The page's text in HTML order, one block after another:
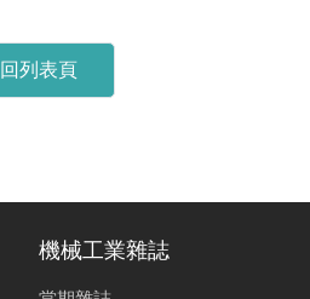
回列表頁
機械工業雜誌